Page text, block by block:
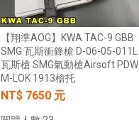
【翔準AOG】KWA TAC-9 GBB
SMG 瓦斯衝鋒槍 D-06-05-011L
瓦斯槍 SMG氣動槍Airsoft PDW
M-LOK 1913槍托
NT$ 7650 元